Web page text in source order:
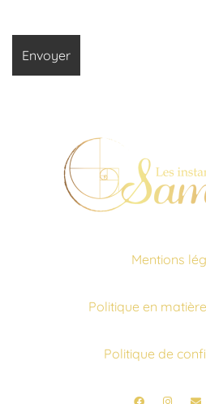
Mentions
Politique en
Politique de